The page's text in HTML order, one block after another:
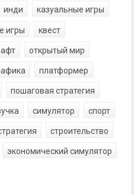
инди казуальные игры
игры квест
открытый мир
платформер
пошаговая стратегия
симулятор спорт
строительство
экономический симулятор